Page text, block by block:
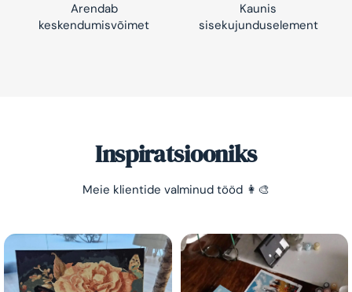
Arendab
keskendumisvõimet
Kaunis
sisekujunduselement
Inspiratsiooniks
Meie klientide valminud tööd 👩‍🎨